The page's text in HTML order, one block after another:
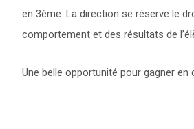
en 3ème. La direction se réserve le
comportement et des résultats de
Une belle opportunité pour gagner en